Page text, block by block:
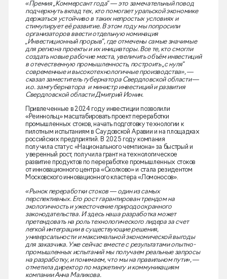
«Премия „Коммерсант года“ — это замечательный повод
подчеркнуть вклад тех, кто помогает уральской экономике
держаться устойчиво в таких непростых условиях и
стимулирует её развитие. В этом году мы попросили
организаторов ввести отдельную номинация
„Инвестиционный прорыв“, где отмечены самые значимые
для региона проекты и их инициаторы. Все те, кто смогли
создать новые рабочие места, увеличить объём инвестиций
в отечественную промышленность, построить „с нуля“
современные и высокотехнологичные производства», —
сказал заместитель губернатора Свердловской области —
и.о. замгубернатора и министр инвестиций и развития
Свердловской области Дмитрий Ионин.
Привлеченные в 2024 году инвестиции позволили
«Реиннольц» масштабировать проект переработки
промышленных стоков, начать подготовку технологии к
пилотным испытаниям в Саудовской Аравии и на площадках
российских предприятий. В 2025 году компания
получила статус «Национального чемпиона» за быстрый и
уверенный рост, получила грант на технологическое
развитие продуктов по переработке промышленных стоков
от инновационного центра «Сколково» и стала резидентом
Московского инновационного кластера «Ломоносов».
«Рынок переработки стоков — один из самых
перспективных. Его рост гарантирован трендом на
экологичность и ужесточение природоохранного
законодательства. И здесь наша разработка может
претендовать на роль технологического лидера за счет
легкой интеграции в существующие решения,
универсальности и максимальной экономической выгоды
для заказчика. Уже сейчас вместе с результатами опытно-
промышленных испытаний мы получаем реальные запросы
на разработку, и понимаем, что мы на правильном пути», —
отметила директор по маркетингу и коммуникациям
компании Анна Маликова.